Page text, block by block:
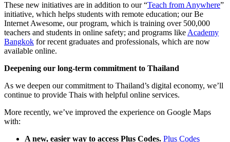
These new initiatives are in addition to our “Teach from Anywhere”
initiative, which helps students with remote education; our Be
Internet Awesome, our program, which is training over 500,000
teachers and students in online safety; and programs like Academy
Bangkok for recent graduates and professionals, which are now
available online.
Deepening our long-term commitment to Thailand
As we deepen our commitment to Thailand’s digital economy, we’ll
continue to provide Thais with helpful online services.
More recently, we’ve improved the experience on Google Maps
with:
A new, easier way to access Plus Codes. Plus Codes